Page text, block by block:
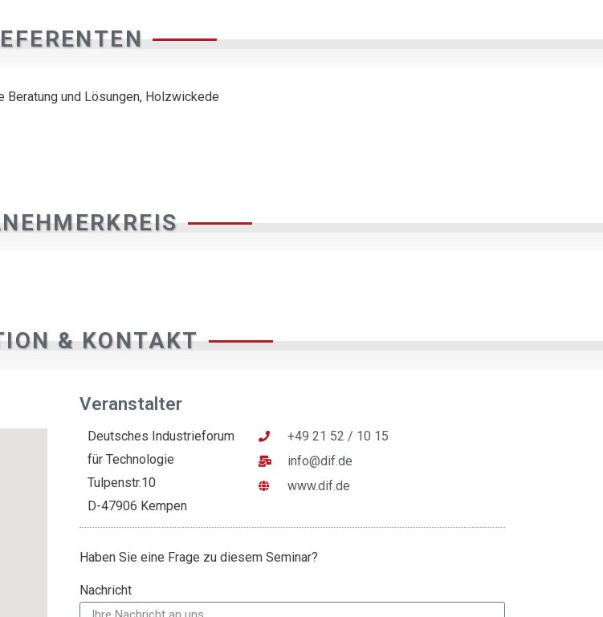
Beratung und Lösungen, Holzwickede
& KONTAKT
Veranstalter
Deutsches Industrieforum
für Technologie
Tulpenstr.10
D-47906 Kempen
+49 21 52 / 10 15
info@dif.de
www.dif.de
Haben Sie eine Frage zu diesem Seminar?
Nachricht